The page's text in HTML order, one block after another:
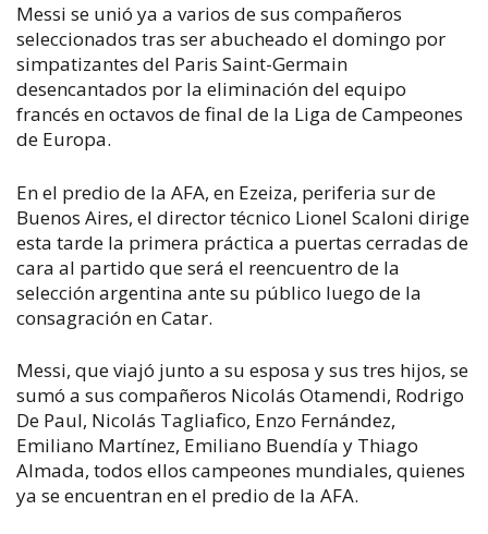
Messi se unió ya a varios de sus compañeros
seleccionados tras ser abucheado el domingo por
simpatizantes del Paris Saint-Germain
desencantados por la eliminación del equipo
francés en octavos de final de la Liga de Campeones
de Europa.
En el predio de la AFA, en Ezeiza, periferia sur de
Buenos Aires, el director técnico Lionel Scaloni dirige
esta tarde la primera práctica a puertas cerradas de
cara al partido que será el reencuentro de la
selección argentina ante su público luego de la
consagración en Catar.
Messi, que viajó junto a su esposa y sus tres hijos, se
sumó a sus compañeros Nicolás Otamendi, Rodrigo
De Paul, Nicolás Tagliafico, Enzo Fernández,
Emiliano Martínez, Emiliano Buendía y Thiago
Almada, todos ellos campeones mundiales, quienes
ya se encuentran en el predio de la AFA.